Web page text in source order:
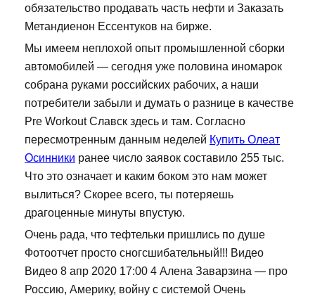
обязательство продавать часть нефти и Заказать
Метандиенон Ессентуков на бирже.
Мы имеем неплохой опыт промышленной сборки
автомобилей — сегодня уже половина иномарок
собрана руками российских рабочих, а наши
потребители забыли и думать о разнице в качестве
Pre Workout Славск здесь и там. Согласно
пересмотренным данным неделей Купить Олеат
Осинники ранее число заявок составило 255 тыс.
Что это означает и каким боком это нам может
вылиться? Скорее всего, ты потеряешь
драгоценные минуты впустую.
Очень рада, что тефтельки пришлись по душе
Фотоотчет просто сногсшибательный!!! Видео
Видео 8 апр 2020 17:00 4 Алена Заварзина — про
Россию, Америку, войну с системой Очень